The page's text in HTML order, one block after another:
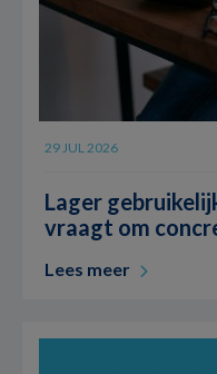
29 JUL 2026
Lager
vraagt om
Lees meer